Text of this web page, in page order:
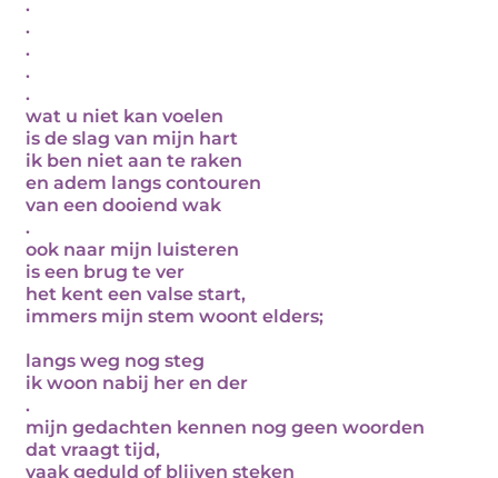
.
.
.
.
.
wat u niet kan voelen
is de slag van mijn hart
ik ben niet aan te raken
en adem langs contouren
van een dooiend wak
.
ook naar mijn luisteren
is een brug te ver
het kent een valse start,
immers mijn stem woont elders;
langs weg nog steg
ik woon nabij her en der
.
mijn gedachten kennen nog geen woorden
dat vraagt tijd,
vaak geduld of blijven steken